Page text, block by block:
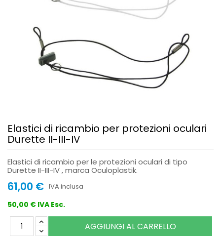
Elastici di ricambio per protezioni oculari
Durette II-III-IV
Elastici di ricambio per le protezioni oculari di tipo
Durette II-III-IV , marca Oculoplastik.
61,00 € IVA inclusa
50,00 € IVA Esc.
AGGIUNGI AL CARRELLO